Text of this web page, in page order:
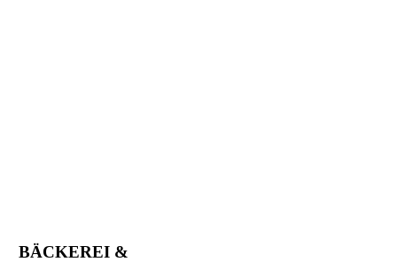
BÄCKEREI &